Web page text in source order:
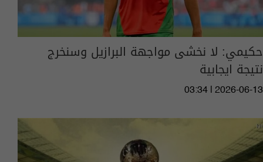
حكيمي: لا نخشى مواجهة البرازيل وسنخرج
نتيجة ايجابية
03:34 | 2026-06-13